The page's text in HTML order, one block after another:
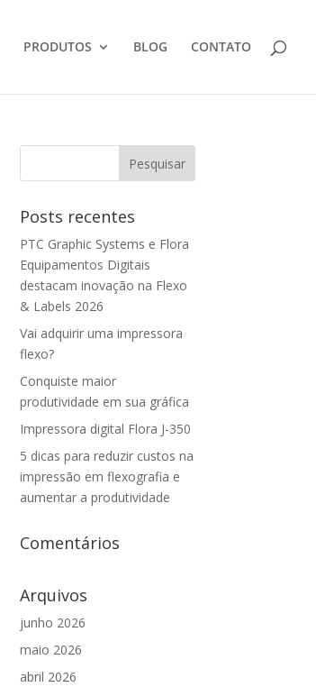
PRODUTOS BLOG CONTATO
Posts recentes
PTC Graphic Systems e Flora
Equipamentos Digitais
destacam inovação na Flexo
& Labels 2026
Vai adquirir uma impressora
flexo?
Conquiste maior
produtividade em sua gráfica
Impressora digital Flora J-350
5 dicas para reduzir custos na
impressão em flexografia e
aumentar a produtividade
Comentários
Arquivos
junho 2026
maio 2026
abril 2026